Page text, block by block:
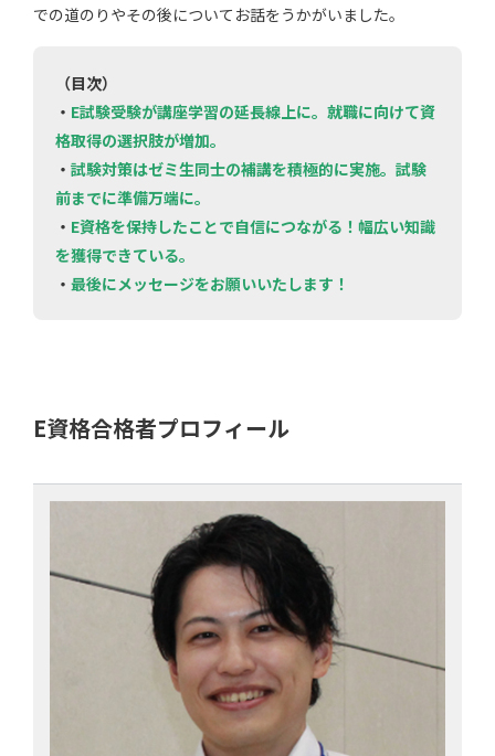
での道のりやその後についてお話をうかがいました。
（目次）
・ E試験受験が講座学習の延長線上に。就職に向けて資
格取得の選択肢が増加。
・ 試験対策はゼミ生同士の補講を積極的に実施。試験
前までに準備万端に。
・ E資格を保持したことで自信につながる！幅広い知識
を獲得できている。
・ 最後にメッセージをお願いいたします！
E資格合格者プロフィール